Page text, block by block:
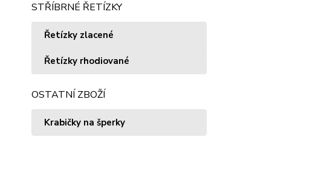
STŘÍBRNÉ ŘETÍZKY
Řetízky zlacené
Řetízky rhodiované
OSTATNÍ ZBOŽÍ
Krabičky na šperky